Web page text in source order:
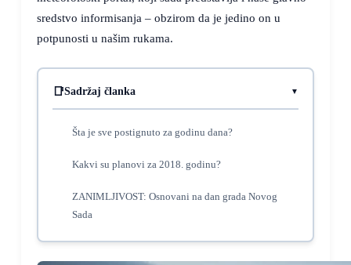
sredstvo informisanja – obzirom da je jedino on u
potpunosti u našim rukama.
Sadržaj članka
Šta je sve postignuto za godinu dana?
Kakvi su planovi za 2018. godinu?
ZANIMLJIVOST: Osnovani na dan grada Novog
Sada